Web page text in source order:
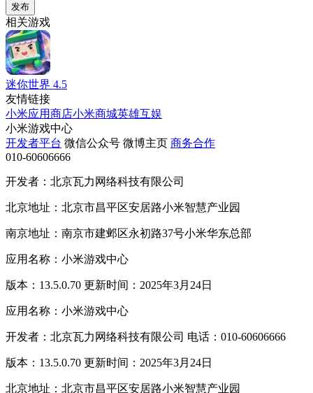
发布
相关游戏
迷你世界 4.5
友情链接
小米应用商店小米商城英雄互娱
小米游戏中心
开发者平台 微信公众号 微博主页 商务合作
010-60606666
开发者：北京瓦力网络科技有限公司
北京地址：北京市昌平区安居路小米智慧产业园
南京地址：南京市建邺区永初路37号小米华东总部
应用名称：小米游戏中心
版本：13.5.0.70 更新时间：2025年3月24日
应用名称：小米游戏中心
开发者：北京瓦力网络科技有限公司 电话：010-60606666
版本：13.5.0.70 更新时间：2025年3月24日
北京地址：北京市昌平区安居路小米智慧产业园